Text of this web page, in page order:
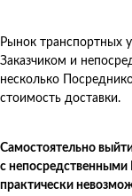
Рынок транспортных
Заказчиком и
несколько
стоимость доставки.
Самостоятельно
с
практически